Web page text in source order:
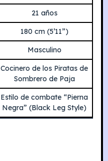
21 años
180 cm (5’11”)
Masculino
Cocinero de los Piratas de
Sombrero de Paja
Estilo de combate “Pierna
Negra” (Black Leg Style)